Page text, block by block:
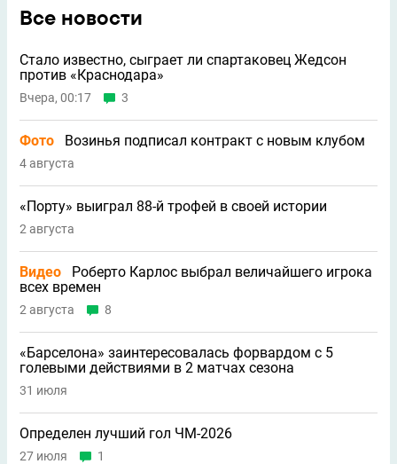
Все новости
Стало известно, сыграет ли спартаковец Жедсон
против «Краснодара»
Вчера, 00:17 3
Фото Возинья подписал контракт с новым клубом
4 августа
«Порту» выиграл 88-й трофей в своей истории
2 августа
Видео
Роберто Карлос выбрал величайшего игрока
всех времен
2 августа 8
«Барселона» заинтересовалась форвардом с 5
голевыми действиями в 2 матчах сезона
31 июля
Определен лучший гол ЧМ-2026
27 июля 1